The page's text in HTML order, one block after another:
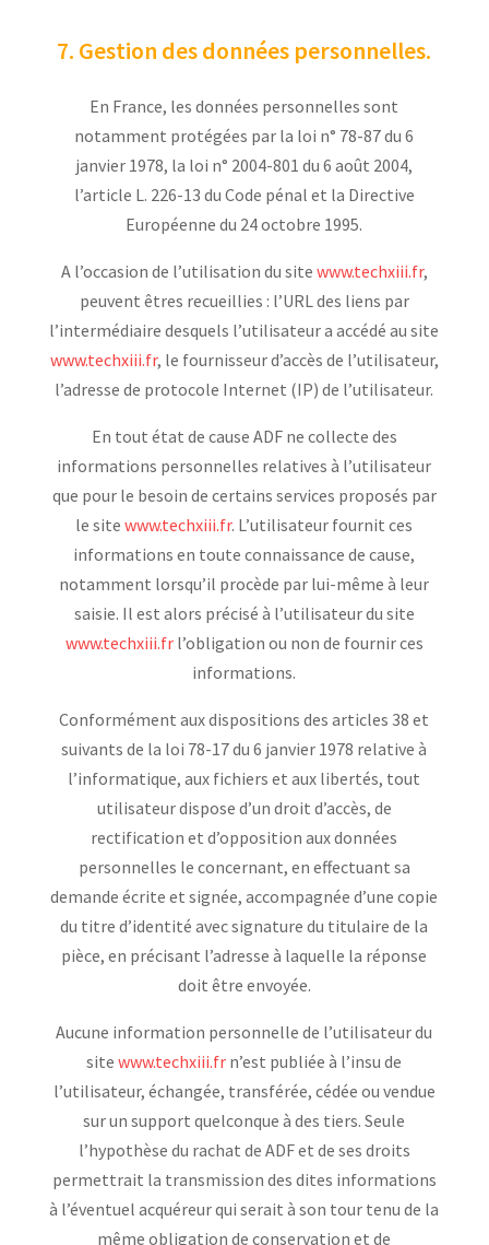
7. Gestion des données personnelles.
En France, les données personnelles sont
notamment protégées par la loi n° 78-87 du 6
janvier 1978, la loi n° 2004-801 du 6 août 2004,
l’article L. 226-13 du Code pénal et la Directive
Européenne du 24 octobre 1995.
A l’occasion de l’utilisation du site www.techxiii.fr,
peuvent êtres recueillies : l’URL des liens par
l’intermédiaire desquels l’utilisateur a accédé au site
www.techxiii.fr, le fournisseur d’accès de l’utilisateur,
l’adresse de protocole Internet (IP) de l’utilisateur.
En tout état de cause ADF ne collecte des
informations personnelles relatives à l’utilisateur
que pour le besoin de certains services proposés par
le sitewww.techxiii.fr. L’utilisateur fournit ces
informations en toute connaissance de cause,
notamment lorsqu’il procède par lui-même à leur
saisie. Il est alors précisé à l’utilisateur du site
www.techxiii.frl’obligation ou non de fournir ces
informations.
Conformément aux dispositions des articles 38 et
suivants de la loi 78-17 du 6 janvier 1978 relative à
l’informatique, aux fichiers et aux libertés, tout
utilisateur dispose d’un droit d’accès, de
rectification et d’opposition aux données
personnelles le concernant, en effectuant sa
demande écrite et signée, accompagnée d’une copie
du titre d’identité avec signature du titulaire de la
pièce, en précisant l’adresse à laquelle la réponse
doit être envoyée.
Aucune information personnelle de l’utilisateur du
sitewww.techxiii.fr n’est publiée à l’insu de
l’utilisateur, échangée, transférée, cédée ou vendue
sur un support quelconque à des tiers. Seule
l’hypothèse du rachat de ADF et de ses droits
permettrait la transmission des dites informations
à l’éventuel acquéreur qui serait à son tour tenu de la
même obligation de conservation et de